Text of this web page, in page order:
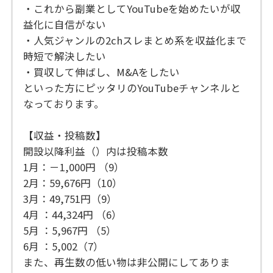
・これから副業としてYouTubeを始めたいが収
益化に自信がない
・人気ジャンルの2chスレまとめ系を収益化まで
時短で解決したい
・買収して伸ばし、M&Aをしたい
といった方にピッタリのYouTubeチャンネルと
なっております。
【収益・投稿数】
開設以降利益（）内は投稿本数
1月：－1,000円 （9）
2月：59,676円（10）
3月：49,751円（9）
4月 ：44,324円 （6）
5月 ：5,967円 （5）
6月 ：5,002（7）
また、再生数の低い物は非公開にしてありま